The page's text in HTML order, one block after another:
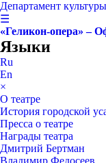
Департамент
☰
«Геликон-опера» –
Языки
Ru
En
×
О театре
История городской
Пресса о театре
Награды театра
Дмитрий Бертман
Владимир Федосеев